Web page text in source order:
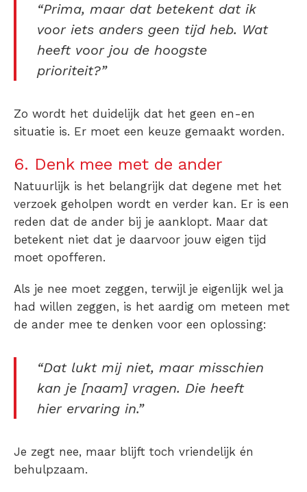
“Prima, maar dat betekent dat ik
voor iets anders geen tijd heb. Wat
heeft voor jou de hoogste
prioriteit?”
Zo wordt het duidelijk dat het geen en-en
situatie is. Er moet een keuze gemaakt worden.
6. Denk mee met de ander
Natuurlijk is het belangrijk dat degene met het
verzoek geholpen wordt en verder kan. Er is een
reden dat de ander bij je aanklopt. Maar dat
betekent niet dat je daarvoor jouw eigen tijd
moet opofferen.
Als je nee moet zeggen, terwijl je eigenlijk wel ja
had willen zeggen, is het aardig om meteen met
de ander mee te denken voor een oplossing:
“Dat lukt mij niet, maar misschien
kan je [naam] vragen. Die heeft
hier ervaring in.”
Je zegt nee, maar blijft toch vriendelijk én
behulpzaam.